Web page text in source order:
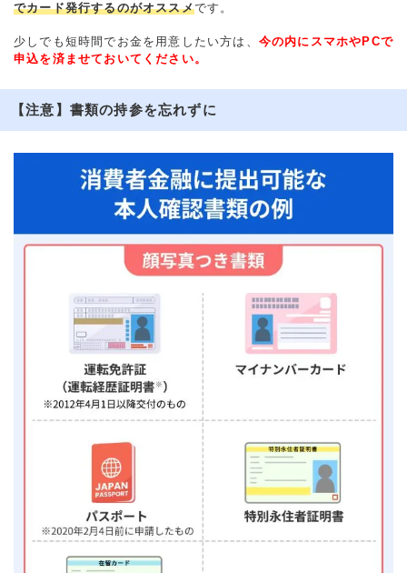
でカード発行するのがオススメです。
少しでも短時間でお金を用意したい方は、 今の内にスマホやPCで
申込を済ませておいてください。
【注意】書類の持参を忘れずに